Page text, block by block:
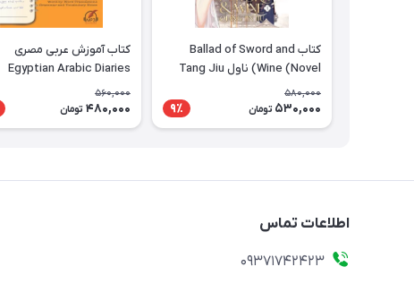
کتاب Ballad of Sword and
Wine (Novel) ناول Tang Jiu
580,000
530,000 تومان 9٪
کتاب آموزش عربی مصری
Egyptian Arabic Diaries
Reading and Listening
Practice in Authentic
Spoken Arabic
560,000
480,000 تومان
اطلاعات تماس
09371742423